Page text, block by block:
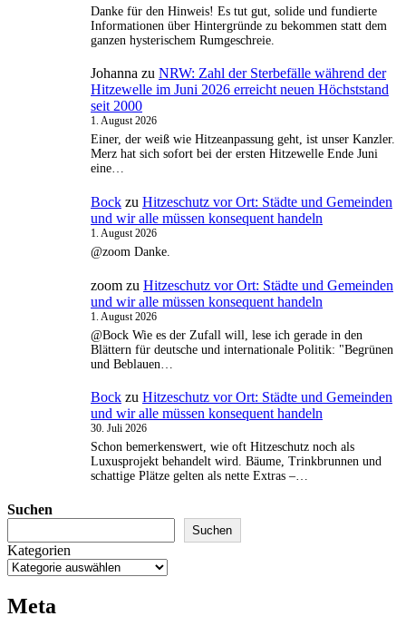
Danke für den Hinweis! Es tut gut, solide und fundierte
Informationen über Hintergründe zu bekommen statt dem
ganzen hysterischem Rumgeschreie.
Johanna zu NRW: Zahl der Sterbefälle während der
Hitzewelle im Juni 2026 erreicht neuen Höchststand
seit 2000
1. August 2026
Einer, der weiß wie Hitzeanpassung geht, ist unser Kanzler.
Merz hat sich sofort bei der ersten Hitzewelle Ende Juni
eine…
Bock zu Hitzeschutz vor Ort: Städte und Gemeinden
und wir alle müssen konsequent handeln
1. August 2026
@zoom Danke.
zoom zu Hitzeschutz vor Ort: Städte und Gemeinden
und wir alle müssen konsequent handeln
1. August 2026
@Bock Wie es der Zufall will, lese ich gerade in den
Blättern für deutsche und internationale Politik: "Begrünen
und Beblauen…
Bock zu Hitzeschutz vor Ort: Städte und Gemeinden
und wir alle müssen konsequent handeln
30. Juli 2026
Schon bemerkenswert, wie oft Hitzeschutz noch als
Luxusprojekt behandelt wird. Bäume, Trinkbrunnen und
schattige Plätze gelten als nette Extras –…
Suchen
Suchen
Kategorien
Meta